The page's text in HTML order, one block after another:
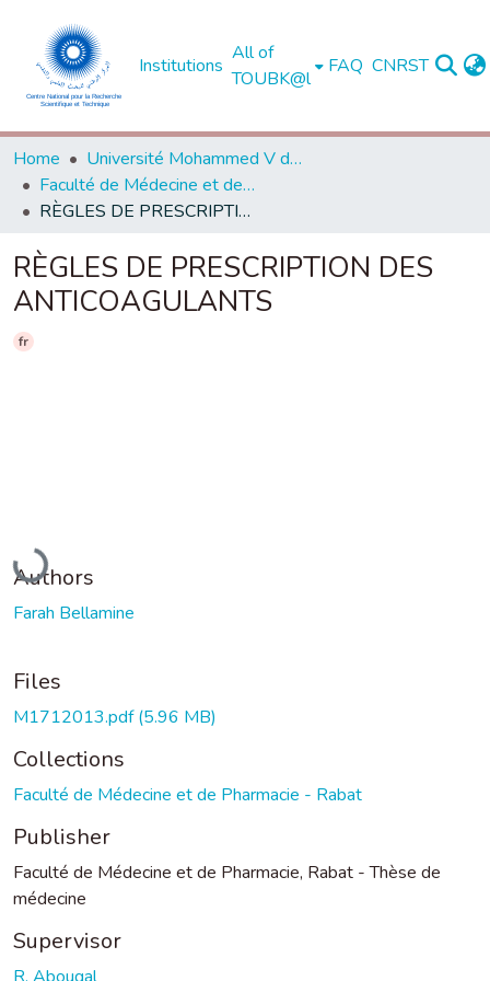
Institutions
All of
TOUBK@l
FAQ CNRST
Home
Université Mohammed V de Rabat
Faculté de Médecine et de Pharmacie - Rabat
RÈGLES DE PRESCRIPTION DES ANTICOAGULANTS
RÈGLES DE PRESCRIPTION DES
ANTICOAGULANTS
fr
Loading...
Authors
Farah Bellamine
Files
M1712013.pdf(5.96 MB)
Collections
Faculté de Médecine et de Pharmacie - Rabat
Publisher
Faculté de Médecine et de Pharmacie, Rabat - Thèse de
médecine
Supervisor